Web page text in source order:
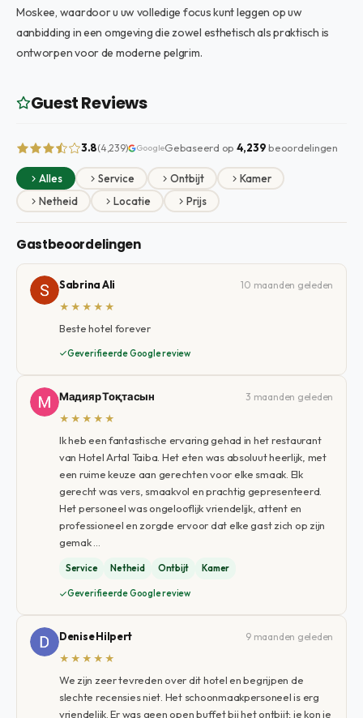
Moskee, waardoor u uw volledige focus kunt leggen op uw
aanbidding in een omgeving die zowel esthetisch als praktisch is
ontworpen voor de moderne pelgrim.
Guest Reviews
3.8(4,239) GoogleGebaseerd op 4,239beoordelingen
Alles Service Ontbijt
Kamer
Netheid
Locatie Prijs
Gastbeoordelingen
Sabrina Ali
10 maanden geleden
★★★★★
Beste hotel forever
Geverifieerde Google review
Мадияр Тоқтасын
3 maanden geleden
★★★★★
Ik heb een fantastische ervaring gehad in het restaurant
van Hotel Artal Taiba. Het eten was absoluut heerlijk, met
een ruime keuze aan gerechten voor elke smaak. Elk
gerecht was vers, smaakvol en prachtig gepresenteerd.
Het personeel was ongelooflijk vriendelijk, attent en
professioneel en zorgde ervoor dat elke gast zich op zijn
gemak …
Service Netheid Ontbijt Kamer
Geverifieerde Google review
Denise Hilpert
9 maanden geleden
★★★★★
We zijn zeer tevreden over dit hotel en begrijpen de
slechte recensies niet. Het schoonmaakpersoneel is erg
vriendelijk. Er was geen open buffet bij het ontbijt; je kon je